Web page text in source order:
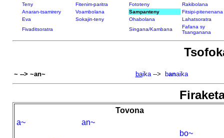
Teny Fitenim-paritra Fototeny
Rakibolana
Anaran-tsamirery
Voambolana Sampanteny
Fitsipi-pitenenana
Eva
Sokajin-teny Ohabolana
Lahatsoratra
Fivaditsoratra
Singana/Kambana
Fafana sy
Tsanganana
~ --> ~an~ baika--> banaika
Tovona
a~
an~
bo~